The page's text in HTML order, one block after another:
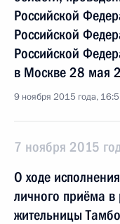
Российской
Российской
Российской
в Москве 28 мая
9 ноября 2015 года,
7 ноября 2015
О ходе
личного приёма
жительницы